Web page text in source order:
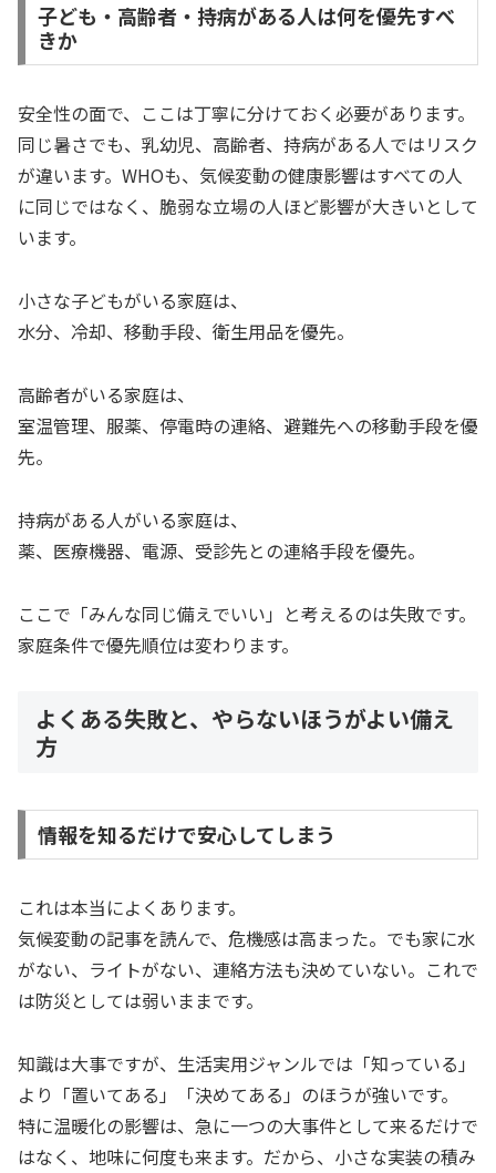
子ども・高齢者・持病がある人は何を優先すべ
きか
安全性の面で、ここは丁寧に分けておく必要があります。
同じ暑さでも、乳幼児、高齢者、持病がある人ではリスク
が違います。WHOも、気候変動の健康影響はすべての人
に同じではなく、脆弱な立場の人ほど影響が大きいとして
います。
小さな子どもがいる家庭は、
水分、冷却、移動手段、衛生用品を優先。
高齢者がいる家庭は、
室温管理、服薬、停電時の連絡、避難先への移動手段を優
先。
持病がある人がいる家庭は、
薬、医療機器、電源、受診先との連絡手段を優先。
ここで「みんな同じ備えでいい」と考えるのは失敗です。
家庭条件で優先順位は変わります。
よくある失敗と、やらないほうがよい備え
方
情報を知るだけで安心してしまう
これは本当によくあります。
気候変動の記事を読んで、危機感は高まった。でも家に水
がない、ライトがない、連絡方法も決めていない。これで
は防災としては弱いままです。
知識は大事ですが、生活実用ジャンルでは「知っている」
より「置いてある」「決めてある」のほうが強いです。
特に温暖化の影響は、急に一つの大事件として来るだけで
はなく、地味に何度も来ます。だから、小さな実装の積み